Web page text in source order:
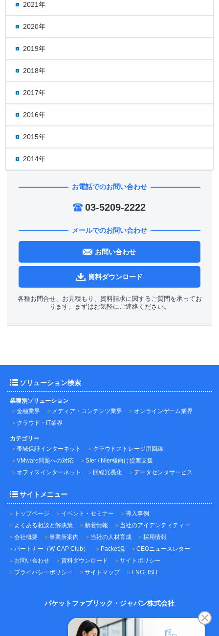
2021年
2020年
2019年
2018年
2017年
2016年
2015年
2014年
お電話でのお問い合わせ
03-5209-2222
メールでのお問い合わせ
お問い合わせ
資料ダウンロード
各種お問合せ、お見積もり、資料請求に関するご質問を承ってお
ります。まずはお気軽にご連絡ください。
ソリューション検索
業種別ソリューション
金融業界
メディア・コンテンツ業界
オンラインゲーム業界
クラウド・IT業界
カテゴリー
帯域保証インターネット
クラウドストレージ用回線
VMware問題への対応
SIer / NIer様向け提案支援
オフィスインターネット
回線冗長化 データセンタサービス
サイトメニュー
トップページ イベント・セミナー
導入事例
よくある相談と解決策
新着情報
当社のアイデンティティー
会社概要
事業所案内 当社の人材育成
採用情報
パートナー（W-CAP Club）
Packet流
CEOニュースレター
お問い合わせ
資料ダウンロード
サイトポリシー
プライバシーポリシー
サイトマップ ENGLISH
パケットファブリック・ジャパン株式会社
〒101-0045
東京都千代田区神田鍛冶町3-3-12